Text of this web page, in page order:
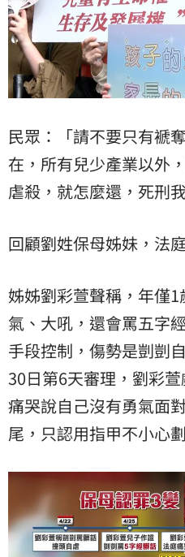
民眾：「請不要只有褫
在，所有兒少產業以外
虐殺，就怎麼還，死刑
回顧劉姓保母姊妹，法
姊姊劉彩萱聲稱，年僅
氣、大吼，還會罵五字
手段控制，傷勢是剴剴
30日第6天審理，劉彩
痛哭說自己沒有勇氣面
尾，只認用指甲不小心